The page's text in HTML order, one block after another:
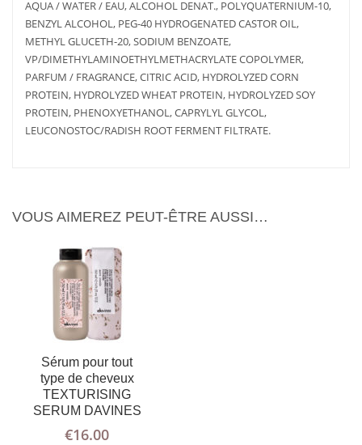
AQUA / WATER / EAU, ALCOHOL DENAT., POLYQUATERNIUM-10,
BENZYL ALCOHOL, PEG-40 HYDROGENATED CASTOR OIL,
METHYL GLUCETH-20, SODIUM BENZOATE,
VP/DIMETHYLAMINOETHYLMETHACRYLATE COPOLYMER,
PARFUM / FRAGRANCE, CITRIC ACID, HYDROLYZED CORN
PROTEIN, HYDROLYZED WHEAT PROTEIN, HYDROLYZED SOY
PROTEIN, PHENOXYETHANOL, CAPRYLYL GLYCOL,
LEUCONOSTOC/RADISH ROOT FERMENT FILTRATE.
VOUS AIMEREZ PEUT-ÊTRE AUSSI…
Sérum pour tout
type de cheveux
TEXTURISING
SERUM DAVINES
€16.00
AJOUTER
AU PANIER
PLUS
D'INFOS